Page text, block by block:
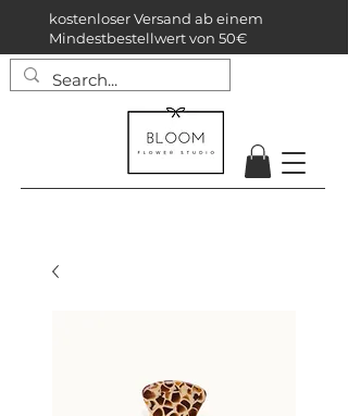
kostenloser Versand ab einem
Mindestbestellwert von 50€